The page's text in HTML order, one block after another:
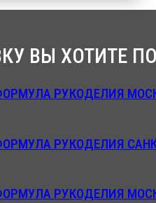
ВЫ ХОТИТЕ
РУКОДЕЛИЯ
РУКОДЕЛИЯ
РУКОДЕЛИЯ